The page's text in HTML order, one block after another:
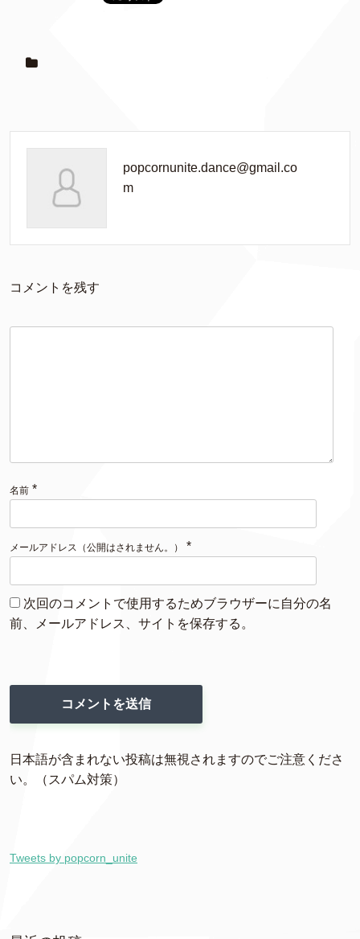
popcornunite.dance@gmail.co
m
コメントを残す
名前 *
メールアドレス（公開はされません。） *
次回のコメントで使用するためブラウザーに自分の名
前、メールアドレス、サイトを保存する。
日本語が含まれない投稿は無視されますのでご注意くださ
い。（スパム対策）
Tweets by popcorn_unite